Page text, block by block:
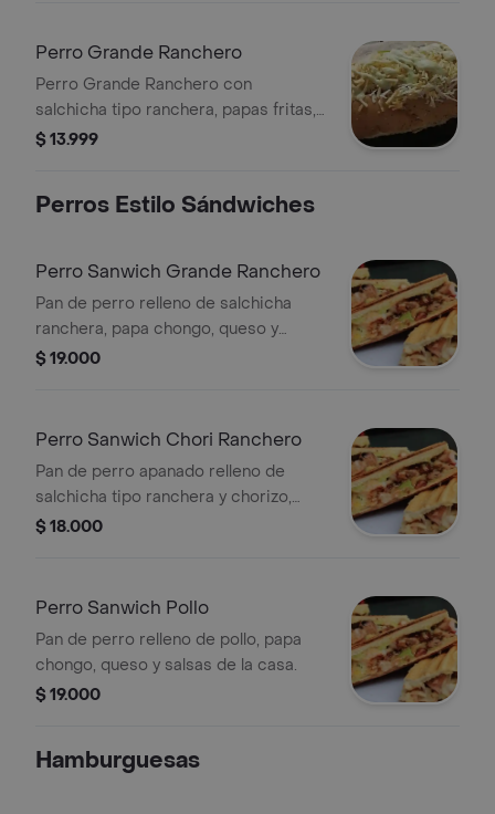
Perro Grande Ranchero
Perro Grande Ranchero con
salchicha tipo ranchera, papas fritas,
queso rallado y salsa verde.
$ 13.999
Perros Estilo Sándwiches
Perro Sanwich Grande Ranchero
Pan de perro relleno de salchicha
ranchera, papa chongo, queso y
salsas de la casa.
$ 19.000
Perro Sanwich Chori Ranchero
Pan de perro apanado relleno de
salchicha tipo ranchera y chorizo,
papa chongo, queso y salsas de la
$ 18.000
Perro Sanwich Pollo
Pan de perro relleno de pollo, papa
chongo, queso y salsas de la casa.
$ 19.000
Hamburguesas